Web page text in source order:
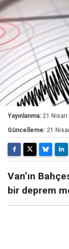
Yayınlanma: 21 Nisan
Güncelleme: 21
Van’ın
bir deprem